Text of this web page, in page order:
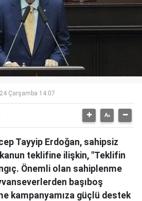
Çarşamba 14:07
Tayyip Erdoğan, sahipsiz
teklifine ilişkin, "Teklifin
Önemli olan sahiplenme
başıboş
kampanyamıza güçlü destek